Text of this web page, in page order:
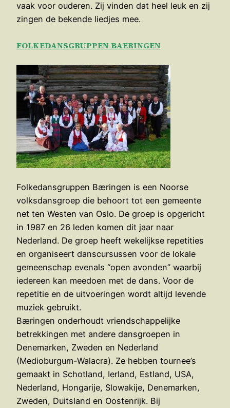
vaak voor ouderen. Zij vinden dat heel leuk en zij
zingen de bekende liedjes mee.
FOLKEDANSGRUPPEN BAERINGEN
Folkedansgruppen Bæringen is een Noorse
volksdansgroep die behoort tot een gemeente
net ten Westen van Oslo. De groep is opgericht
in 1987 en 26 leden komen dit jaar naar
Nederland. De groep heeft wekelijkse repetities
en organiseert danscursussen voor de lokale
gemeenschap evenals “open avonden” waarbij
iedereen kan meedoen met de dans. Voor de
repetitie en de uitvoeringen wordt altijd levende
muziek gebruikt.
Bæringen onderhoudt vriendschappelijke
betrekkingen met andere dansgroepen in
Denemarken, Zweden en Nederland
(Medioburgum-Walacra). Ze hebben tournee’s
gemaakt in Schotland, Ierland, Estland, USA,
Nederland, Hongarije, Slowakije, Denemarken,
Zweden, Duitsland en Oostenrijk. Bij